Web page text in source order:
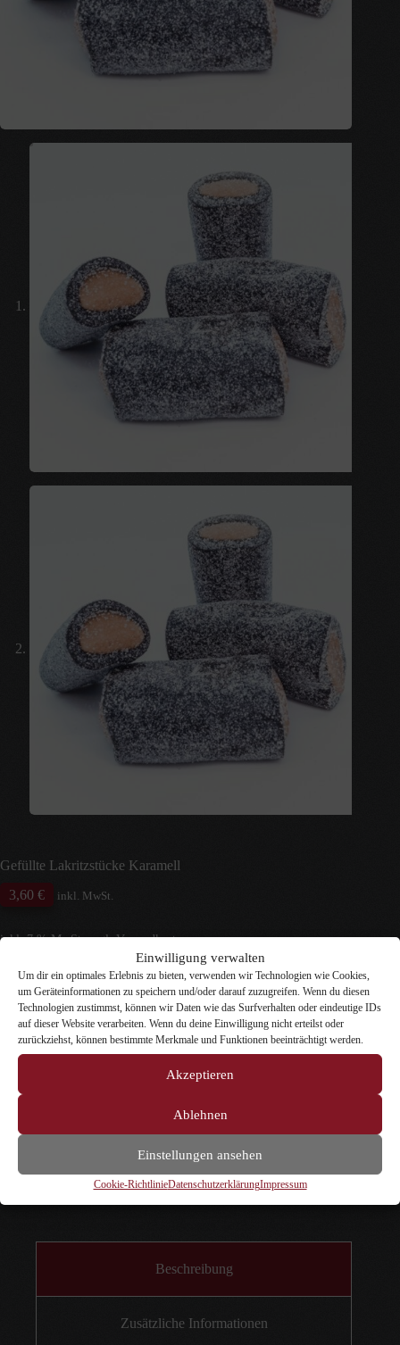
Einwilligung verwalten
Um dir ein optimales Erlebnis zu bieten, verwenden wir Technologien wie Cookies,
um Geräteinformationen zu speichern und/oder darauf zuzugreifen. Wenn du diesen
Technologien zustimmst, können wir Daten wie das Surfverhalten oder eindeutige IDs
auf dieser Website verarbeiten. Wenn du deine Einwilligung nicht erteilst oder
zurückziehst, können bestimmte Merkmale und Funktionen beeinträchtigt werden.
Akzeptieren
Ablehnen
Einstellungen ansehen
Cookie-RichtlinieDatenschutzerklärungImpressum
Gefüllte Lakritzstücke Karamell
3,60 € inkl. MwSt.
inkl. 7 % MwSt. zzgl.Versandkosten
Unsere gefüllten Lakritzstückensind Lakritzstücke aus
Finnland mit einer Füllung in der
Geschmackskombination Karamell/Salmiak umhüllt
von feinem Zucker.
Inhalt
Zurücksetzen
Gefüllte
Menge
In den Warenkorb
Kategorien: Dosen-Lakritz
Gemischtes Lakritz,Gesalzenes Lakritz
Spezialitäten
Beschreibung
Zusätzliche Informationen